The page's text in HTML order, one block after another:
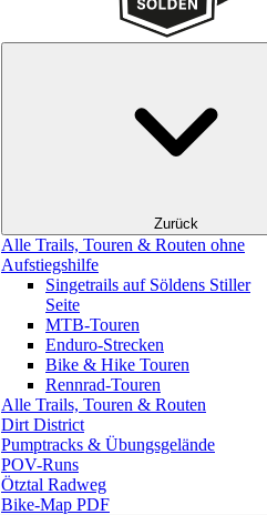
Zurück
Alle Trails, Touren & Routen ohne
Aufstiegshilfe
Singetrails auf Söldens Stiller
Seite
MTB-Touren
Enduro-Strecken
Bike & Hike Touren
Rennrad-Touren
Alle Trails, Touren & Routen
Dirt District
Pumptracks & Übungsgelände
POV-Runs
Ötztal Radweg
Bike-Map PDF